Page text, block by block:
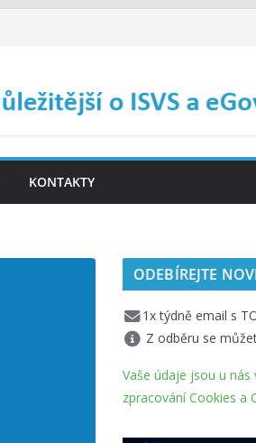
KONTAKTY
ODEBÍREJTE
1x týdně email s
Z odběru se
Vaše údaje jsou u nás
zpracování Cookies a